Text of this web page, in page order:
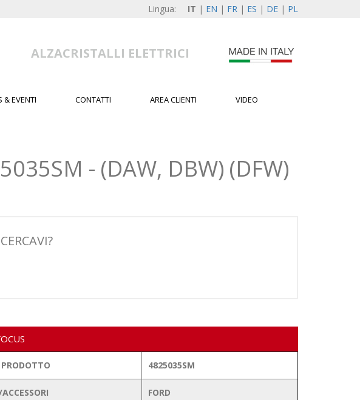
Lingua: IT | EN | FR | ES | DE | PL
ALZACRISTALLI ELETTRICI
& EVENTI CONTATTI AREA CLIENTI VIDEO
- (DAW, DBW) (DFW)
PRODOTTO 4825035SM
FORD